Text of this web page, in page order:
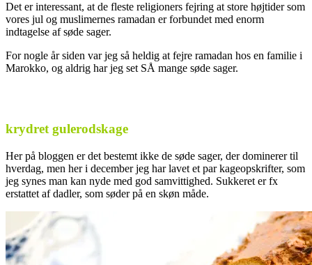
Det er interessant, at de fleste religioners fejring at store højtider som
vores jul og muslimernes ramadan er forbundet med enorm
indtagelse af søde sager.
For nogle år siden var jeg så heldig at fejre ramadan hos en familie i
Marokko, og aldrig har jeg set SÅ mange søde sager.
krydret gulerodskage
Her på bloggen er det bestemt ikke de søde sager, der dominerer til
hverdag, men her i december jeg har lavet et par kageopskrifter, som
jeg synes man kan nyde med god samvittighed. Sukkeret er fx
erstattet af dadler, som søder på en skøn måde.